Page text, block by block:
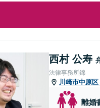
西村 公寿
法律事務所錦
川崎市中原区
離婚